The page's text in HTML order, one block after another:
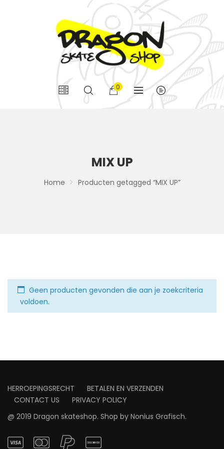
0
MIX UP
Home Producten getagged “MIX UP”
Geen producten gevonden die aan je zoekcriteria
voldoen.
HERROEPINGSRECHT
BETALEN EN VERZENDEN
CONTACT US
PRIVACY POLICY
@ 2019 Dragon skateshop. Shop by Nonius Grafisch.